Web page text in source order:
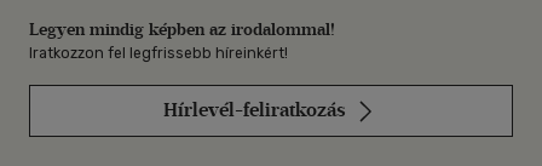
Legyen mindig képben az irodalommal!
Iratkozzon fel legfrissebb híreinkért!
Hírlevél-feliratkozás